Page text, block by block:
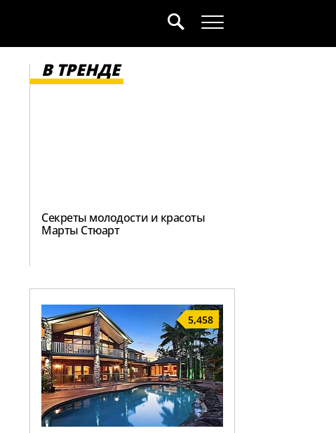
В ТРЕНДЕ
Секреты молодости и красоты
Марты Стюарт
5,458